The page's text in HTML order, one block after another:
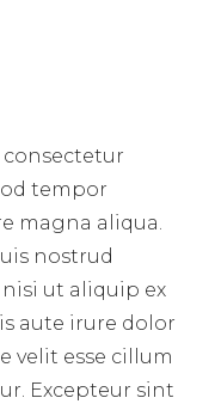
tempor
magna aliqua.
nostrud
ut aliquip ex
aute irure dolor
velit esse cillum
Excepteur sint